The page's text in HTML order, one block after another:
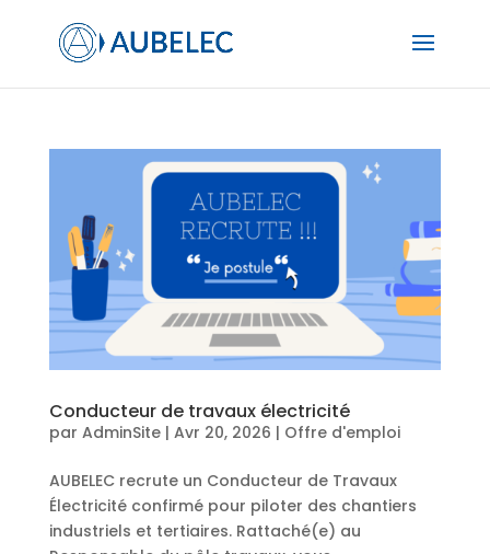
Conducteur de travaux électricité
par AdminSite| Avr 20, 2026 | Offre d'emploi
AUBELEC recrute un Conducteur de Travaux
Électricité confirmé pour piloter des chantiers
industriels et tertiaires. Rattaché(e) au